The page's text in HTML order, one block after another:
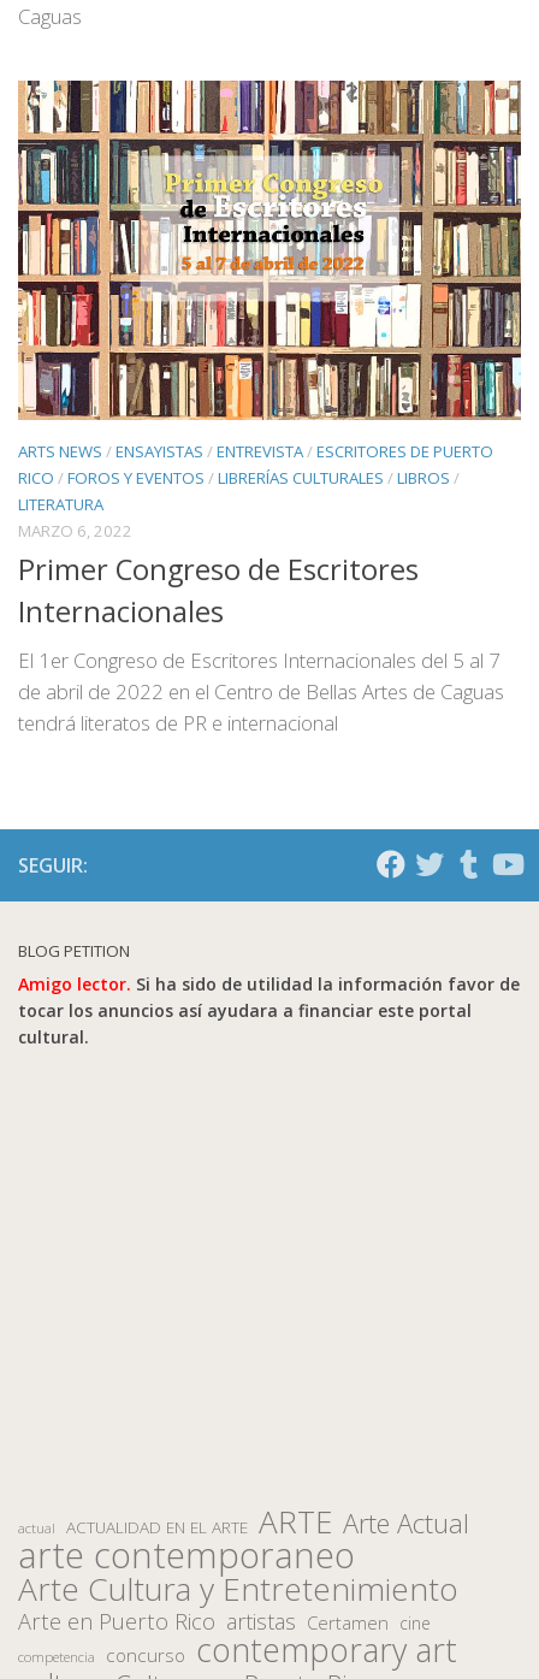
Caguas
ARTS NEWS /ENSAYISTAS /ENTREVISTA/ESCRITORES DE PUERTO
RICO /FOROS Y EVENTOS /LIBRERÍAS CULTURALES /LIBROS /
LITERATURA
MARZO 6, 2022
Primer Congreso de Escritores
Internacionales
El 1er Congreso de Escritores Internacionales del 5 al 7
de abril de 2022 en el Centro de Bellas Artes de Caguas
tendrá literatos de PR e internacional
SEGUIR:
BLOG PETITION
Amigo lector. Si ha sido de utilidad la información favor de
tocar los anuncios así ayudara a financiar este portal
cultural.
actual ACTUALIDAD EN EL ARTE ARTE Arte Actual
arte contemporaneo
Arte Cultura y Entretenimiento
Arte en Puerto Rico artistas Certamen cine
competencia concurso contemporary art